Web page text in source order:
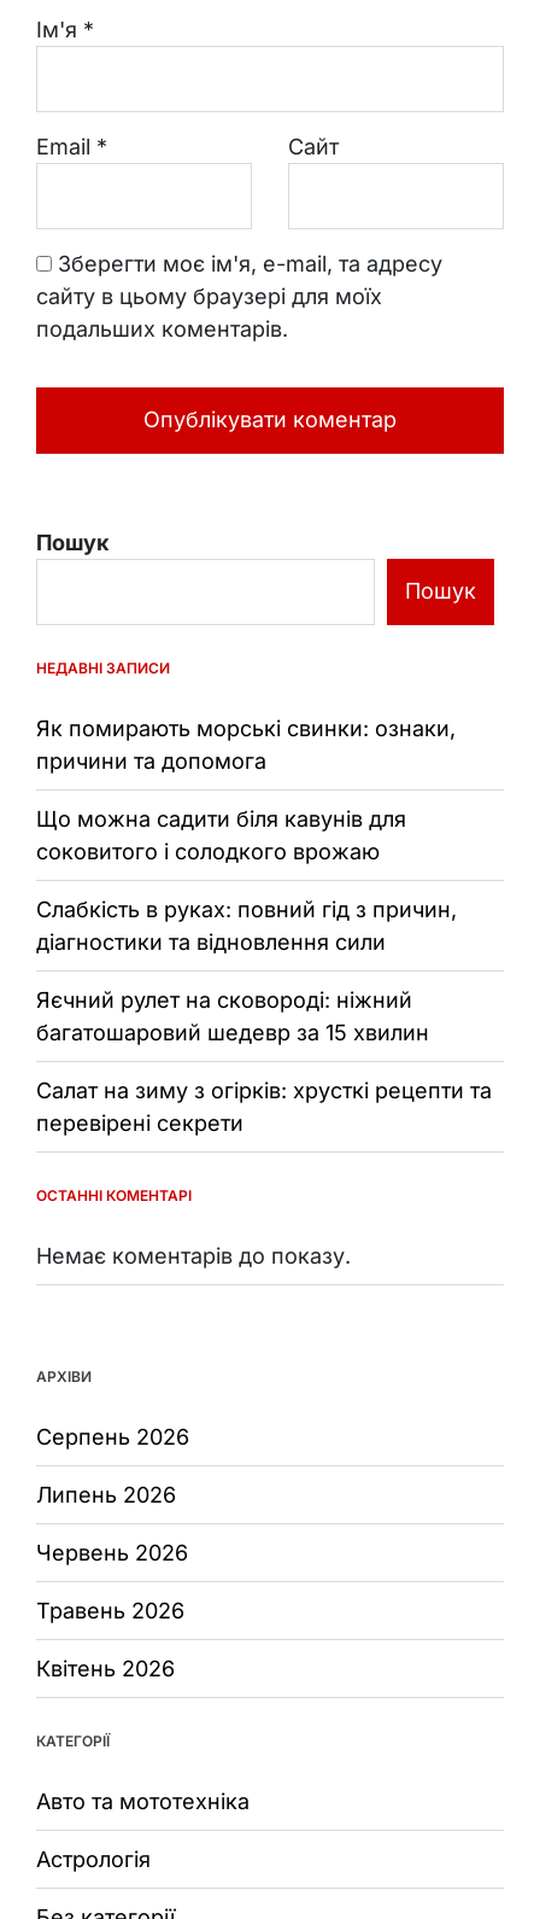
Ім'я *
Email * Сайт
Зберегти моє ім'я, e-mail, та адресу
сайту в цьому браузері для моїх
подальших коментарів.
Пошук
Пошук
НЕДАВНІ ЗАПИСИ
Як помирають морські свинки: ознаки,
причини та допомога
Що можна садити біля кавунів для
соковитого і солодкого врожаю
Слабкість в руках: повний гід з причин,
діагностики та відновлення сили
Яєчний рулет на сковороді: ніжний
багатошаровий шедевр за 15 хвилин
Салат на зиму з огірків: хрусткі рецепти та
перевірені секрети
ОСТАННІ КОМЕНТАРІ
Немає коментарів до показу.
АРХІВИ
Серпень 2026
Липень 2026
Червень 2026
Травень 2026
Квітень 2026
КАТЕГОРІЇ
Авто та мототехніка
Астрологія